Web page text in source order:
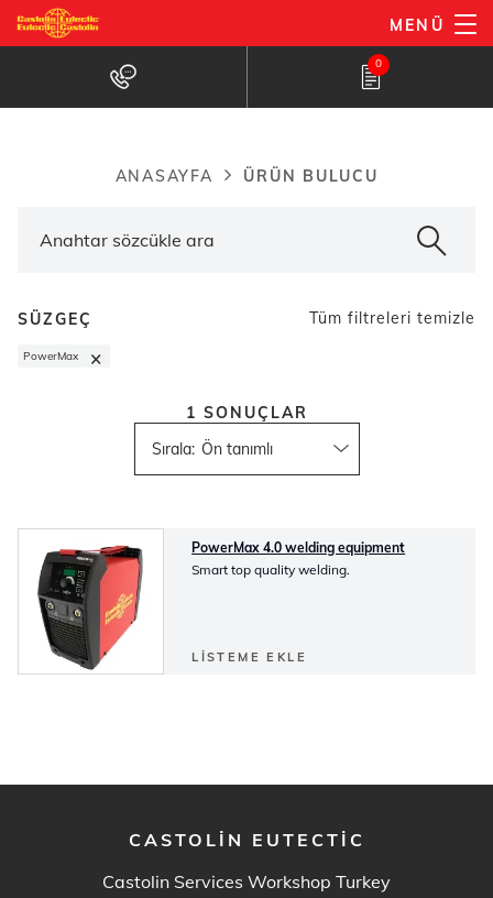
Ana
içeriğe
MENÜ
Ürün bulucu 0
ANASAYFA ÜRÜN BULUCU
SÜZGEÇ Tüm filtreleri temizle
PowerMax ×
Sırala:
1 SONUÇLAR
PowerMax 4.0 welding equipment
Smart top quality welding.
LISTEME EKLE
CASTOLIN EUTECTIC
Castolin Services Workshop Turkey